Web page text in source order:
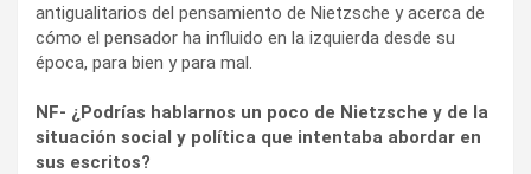
antigualitarios del pensamiento de Nietzsche y acerca de
cómo el pensador ha influido en la izquierda desde su
época, para bien y para mal.
NF- ¿Podrías hablarnos un poco de Nietzsche y de la
situación social y política que intentaba abordar en
sus escritos?